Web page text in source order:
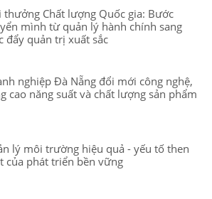
thưởng Chất lượng Quốc gia: Bước
mình từ quản lý hành chính sang
đẩy quản trị xuất sắc
nghiệp Đà Nẵng đổi mới công nghệ,
cao năng suất và chất lượng sản phẩm
lý môi trường hiệu quả - yếu tố then
của phát triển bền vững